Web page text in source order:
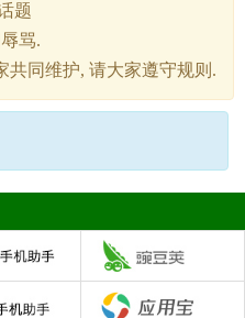
题
骂.
共同维护, 请大家遵守规则.